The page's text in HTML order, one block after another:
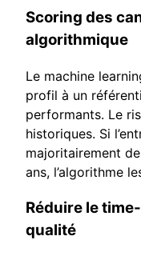
Scoring des
algorithmique
Le machine
profil à un
performants. Le
historiques. Si
majoritairement
ans, l’algorithme
Réduire le
qualité